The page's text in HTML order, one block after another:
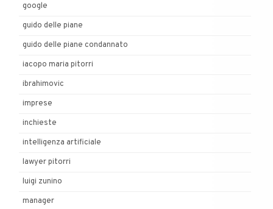
google
guido delle piane
guido delle piane condannato
iacopo maria pitorri
ibrahimovic
imprese
inchieste
intelligenza artificiale
lawyer pitorri
luigi zunino
manager